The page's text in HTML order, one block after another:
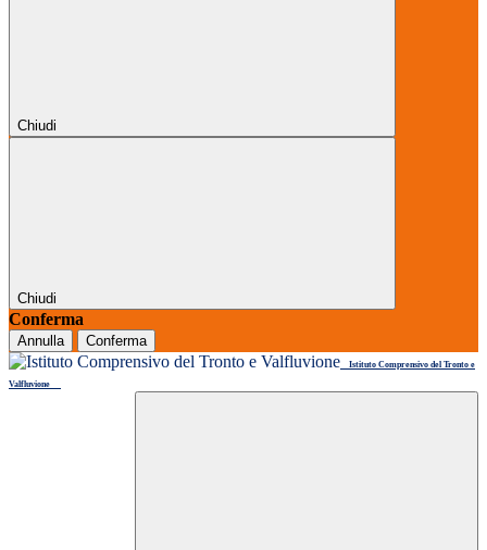
Chiudi
Chiudi
Conferma
Annulla Conferma
Istituto Comprensivo del Tronto e
Valfluvione